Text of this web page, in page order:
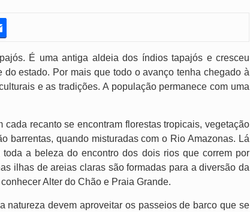
É uma antiga aldeia dos índios tapajós e cresceu
estado. Por mais que todo o avanço tenha chegado à
e as tradições. A população permanece com uma
recanto se encontram florestas tropicais, vegetação
barrentas, quando misturadas com o Rio Amazonas. Lá
a beleza do encontro dos dois rios que correm por
ilhas de areias claras são formadas para a diversão da
Alter do Chão e Praia Grande.
natureza devem aproveitar os passeios de barco que se